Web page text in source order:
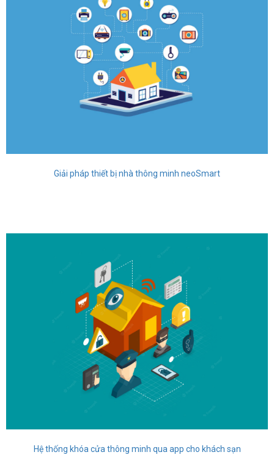
Giải pháp thiết bị nhà thông minh neoSmart
Hệ thống khóa cửa thông minh qua app cho khách sạn